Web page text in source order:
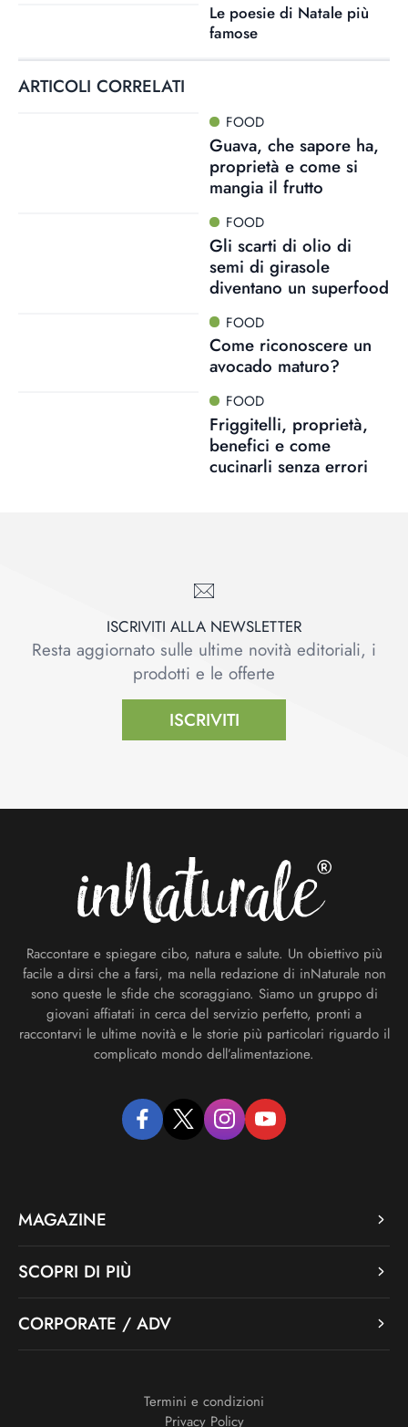
Le poesie di Natale più
famose
ARTICOLI CORRELATI
FOOD
Guava, che sapore ha,
proprietà e come si
mangia il frutto
FOOD
Gli scarti di olio di
semi di girasole
diventano un superfood
FOOD
Come riconoscere un
avocado maturo?
FOOD
Friggitelli, proprietà,
benefici e come
cucinarli senza errori
ISCRIVITI ALLA NEWSLETTER
Resta aggiornato sulle ultime novità editoriali, i
prodotti e le offerte
ISCRIVITI
Raccontare e spiegare cibo, natura e salute. Un obiettivo più
facile a dirsi che a farsi, ma nella redazione di inNaturale non
sono queste le sfide che scoraggiano. Siamo un gruppo di
giovani affiatati in cerca del servizio perfetto, pronti a
raccontarvi le ultime novità e le storie più particolari riguardo il
complicato mondo dell’alimentazione.
facebooktwitter instagramyoutube
MAGAZINE
SCOPRI DI PIÙ
CORPORATE / ADV
Termini e condizioni
Privacy Policy